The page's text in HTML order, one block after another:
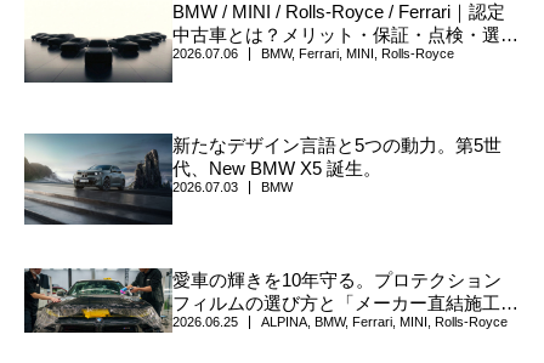
BMW / MINI / Rolls-Royce / Ferrari｜認定
中古車とは？メリット・保証・点検・選び
方について
2026.07.06 BMW,Ferrari ,MINI ,Rolls-Royce
新たなデザイン言語と5つの動力。第5世
代、New BMW X5 誕生。
2026.07.03 BMW
愛車の輝きを10年守る。プロテクション
フィルムの選び方と「メーカー直結施工」
の真価
2026.06.25 ALPINA ,BMW,Ferrari ,MINI ,Rolls-Royce